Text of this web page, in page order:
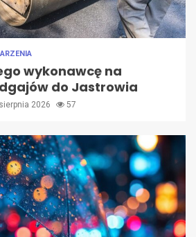
wykonawcę na
do Jastrowia
2026 57